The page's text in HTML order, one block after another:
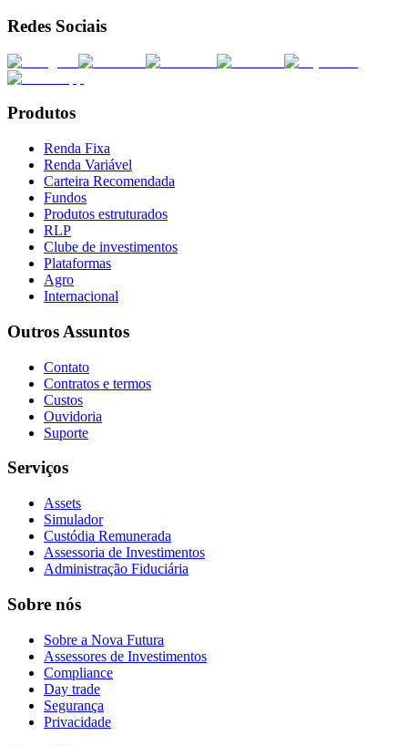
Redes Sociais
Produtos
Renda Fixa
Renda Variável
Carteira Recomendada
Fundos
Produtos estruturados
RLP
Clube de investimentos
Plataformas
Agro
Internacional
Outros Assuntos
Contato
Contratos e termos
Custos
Ouvidoria
Suporte
Serviços
Assets
Simulador
Custódia Remunerada
Assessoria de Investimentos
Administração Fiduciária
Sobre nós
Sobre a Nova Futura
Assessores de Investimentos
Compliance
Day trade
Segurança
Privacidade